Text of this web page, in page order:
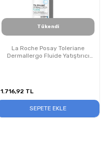
Tükendi
La Roche Posay Toleriane
Dermallergo Fluide Yatıştırıcı
1.716,92 TL
SEPETE EKLE